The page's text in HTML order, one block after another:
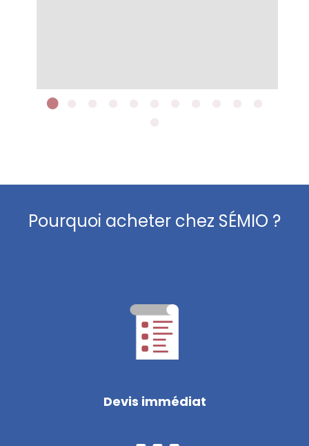
Pourquoi acheter chez SÉMIO ?
Devis immédiat